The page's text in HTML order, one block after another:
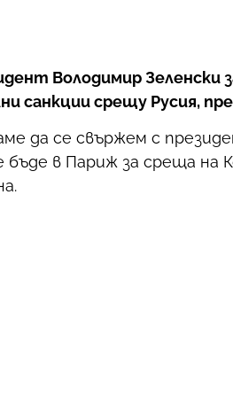
Володимир Зеленски
санкции срещу Русия,
да се свържем с
в Париж за среща на